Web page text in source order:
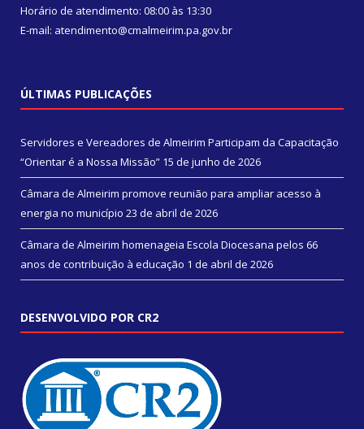
Horário de atendimento: 08:00 às 13:30
E-mail: atendimento@cmalmeirim.pa.gov.br
ÚLTIMAS PUBLICAÇÕES
Servidores e Vereadores de Almeirim Participam da Capacitação
“Orientar é a Nossa Missão” 15 de junho de 2026
Câmara de Almeirim promove reunião para ampliar acesso à
energia no município 23 de abril de 2026
Câmara de Almeirim homenageia Escola Diocesana pelos 66
anos de contribuição à educação 1 de abril de 2026
DESENVOLVIDO POR CR2